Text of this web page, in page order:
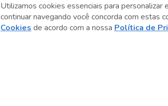
Utilizamos cookies essenciais para
continuar navegando você concorda com estas
Cookies de acordo com a nossa Política de